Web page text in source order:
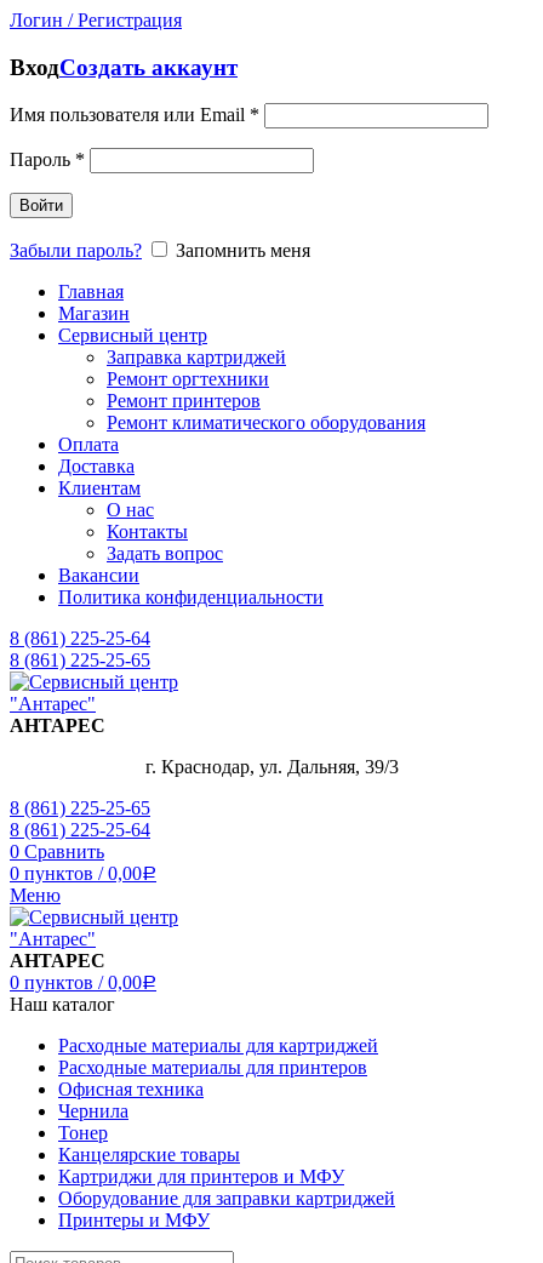
Логин / Регистрация
ВходСоздать аккаунт
Имя пользователя или Email *
Пароль *
Войти
Забыли пароль?
Запомнить меня
Главная
Магазин
Сервисный центр
Заправка картриджей
Ремонт оргтехники
Ремонт принтеров
Ремонт климатического оборудования
Оплата
Доставка
Клиентам
О нас
Контакты
Задать вопрос
Вакансии
Политика конфиденциальности
8 (861) 225-25-64
8 (861) 225-25-65
АНТАРЕС
г. Краснодар, ул. Дальняя, 39/3
8 (861) 225-25-65
8 (861) 225-25-64
0 Сравнить
0 пунктов / 0,00Р
Меню
АНТАРЕС
0 пунктов / 0,00Р
Наш каталог
Расходные материалы для картриджей
Расходные материалы для принтеров
Офисная техника
Чернила
Тонер
Канцелярские товары
Картриджи для принтеров и МФУ
Оборудование для заправки картриджей
Принтеры и МФУ